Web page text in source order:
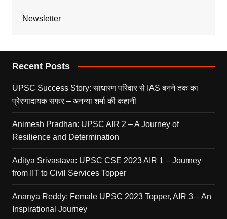
Newsletter
Recent Posts
UPSC Success Story: साधारण परिवार से IAS बनने तक का
प्रेरणादायक सफर – अनन्या शर्मा की कहानी
Animesh Pradhan: UPSC AIR 2 – A Journey of
Resilience and Determination
Aditya Srivastava: UPSC CSE 2023 AIR 1 – Journey
from IIT to Civil Services Topper
Ananya Reddy: Female UPSC 2023 Topper, AIR 3 – An
Inspirational Journey